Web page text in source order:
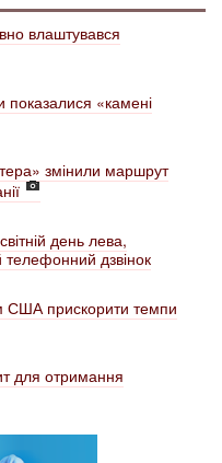
влаштувався
показалися «камені
змінили маршрут
день лева,
телефонний дзвінок
США прискорити темпи
для отримання